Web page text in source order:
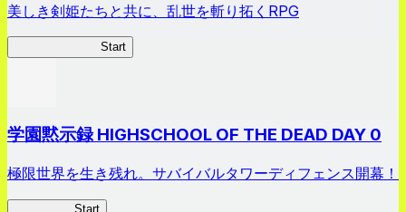
美しき剣姫たちと共に、乱世を斬り拓くRPG
Start
学園黙示録 HIGHSCHOOL OF THE DEAD DAY 0
極限世界を生き残れ。サバイバルタワーディフェンス開幕！
Start